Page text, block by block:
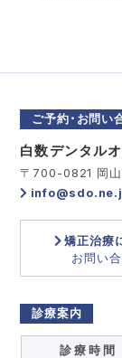
ご予約･お問い
白数デンタル
〒700-0821 岡
矯正治療
お問い
診療案内
診 療 時 間